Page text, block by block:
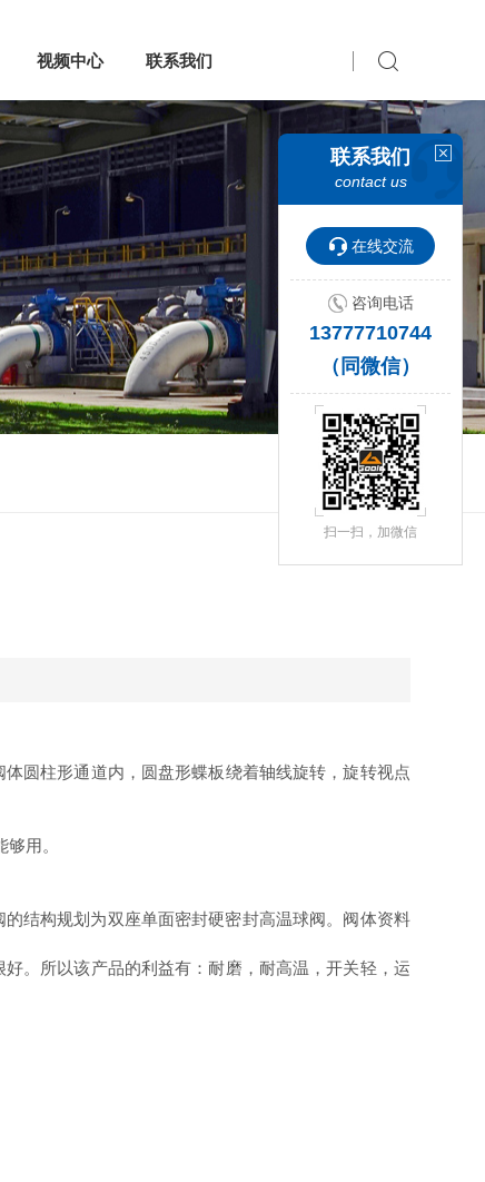
视频中心 联系我们
圆柱形通道内，圆盘形蝶板绕着轴线旋转，旋转视点
用。
结构规划为双座单面密封硬密封高温球阀。阀体资料
。所以该产品的利益有：耐磨，耐高温，开关轻，运
联系我们
contact us
在线交流
咨询电话
13777710744
（同微信）
扫一扫， 加微信